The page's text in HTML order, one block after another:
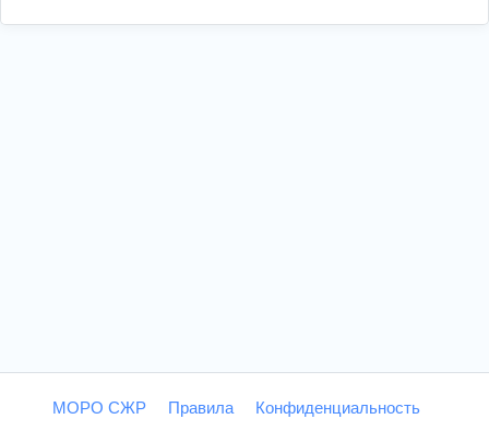
МОРО СЖР Правила Конфиденциальность